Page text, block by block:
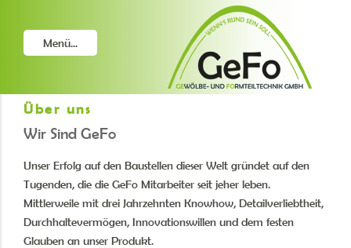
Menü...
GEFO GEWÖLBE UND
FORMTEILTECHNIK GMBH
Wenn's rund sein soll: GeFo
Über uns
Wir Sind GeFo
Unser Erfolg auf den Baustellen dieser Welt gründet auf den
Tugenden, die die GeFo Mitarbeiter seit jeher leben.
Mittlerweile mit drei Jahrzehnten Knowhow, Detailverliebtheit,
Durchhaltevermögen, Innovationswillen und dem festen
Glauben an unser Produkt.